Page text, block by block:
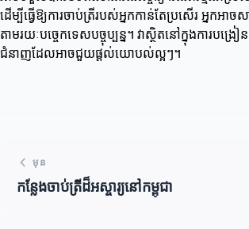
ដើម្បីធ្វើឱ្យការចាប់ត្រីរបស់អ្នកកាន់តែប្រសើរ អ្នកអា
តាមរយៈបច្ចេកទេសបច្ចុប្បន្ន។ វាស្ថិតនៅក្នុងការបង្រ
ជំនាញដែលអាចជួយផ្តល់យោបល់ល្អៗ។
មុន
កន្លែងចាប់ត្រីដ៏អស្ចារ្យនៅកម្ពុជា